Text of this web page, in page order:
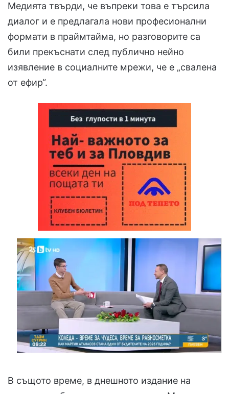
Медията твърди, че въпреки това е търсила
диалог и е предлагала нови професионални
формати в праймтайма, но разговорите са
били прекъснати след публично нейно
изявление в социалните мрежи, че е „свалена
от ефир“.
В същото време, в днешното издание на